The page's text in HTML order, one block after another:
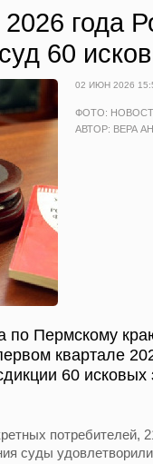
года
60 исков
02 ИЮН 2026
ФОТО:
АВТОР: ВЕРА
по Пермскому
квартале
60
потребителей,
суды